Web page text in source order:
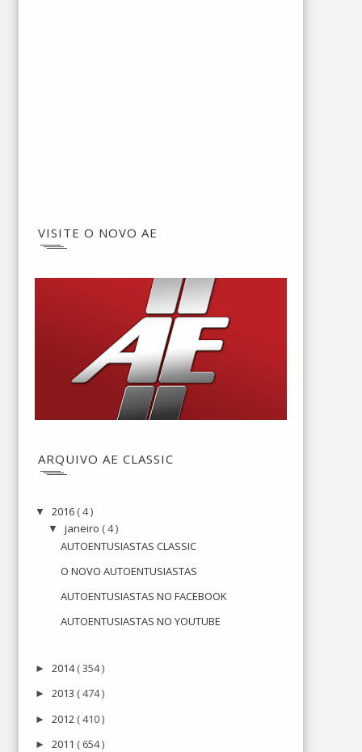
VISITE O NOVO AE
ARQUIVO AE CLASSIC
▼ 2016 ( 4 )
▼ janeiro ( 4 )
AUTOENTUSIASTAS CLASSIC
O NOVO AUTOENTUSIASTAS
AUTOENTUSIASTAS NO FACEBOOK
AUTOENTUSIASTAS NO YOUTUBE
► 2014( 354 )
► 2013 ( 474 )
► 2012 ( 410 )
► 2011 ( 654 )